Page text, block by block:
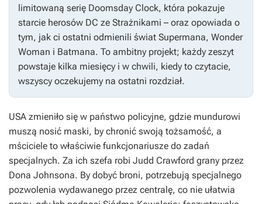
limitowaną serię Doomsday Clock, która pokazuje
starcie herosów DC ze Strażnikami – oraz opowiada o
tym, jak ci ostatni odmienili świat Supermana, Wonder
Woman i Batmana. To ambitny projekt; każdy zeszyt
powstaje kilka miesięcy i w chwili, kiedy to czytacie,
wszyscy oczekujemy na ostatni rozdział.
USA zmieniło się w państwo policyjne, gdzie mundurowi
muszą nosić maski, by chronić swoją tożsamość, a
mściciele to właściwie funkcjonariusze do zadań
specjalnych. Za ich szefa robi Judd Crawford grany przez
Dona Johnsona. By dobyć broni, potrzebują specjalnego
pozwolenia wydawanego przez centralę, co nie ułatwia